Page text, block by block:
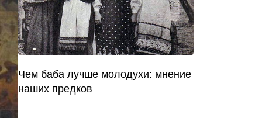
Чем баба лучше молодухи: мнение
наших предков